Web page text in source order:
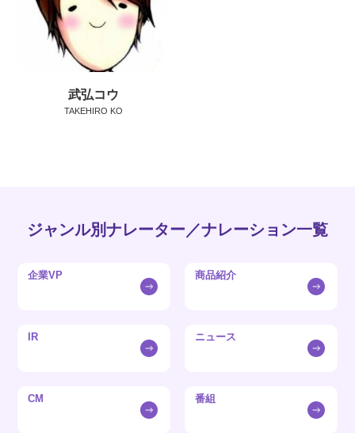
武弘コウ
TAKEHIRO KO
ジャンル別ナレーター／ナレーション一覧
企業VP 商品紹介
IR ニュース
CM 番組